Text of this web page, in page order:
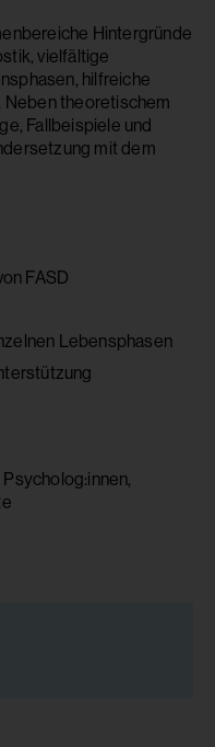
Hintergründe
vielfältige
hilfreiche
Neben theoretischem
Fallbeispiele und
mit dem
FASD
Lebensphasen